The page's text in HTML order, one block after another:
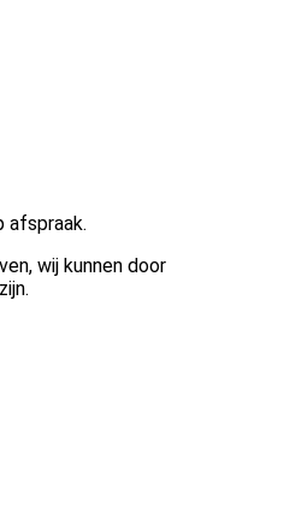
afspraak.
wij kunnen door